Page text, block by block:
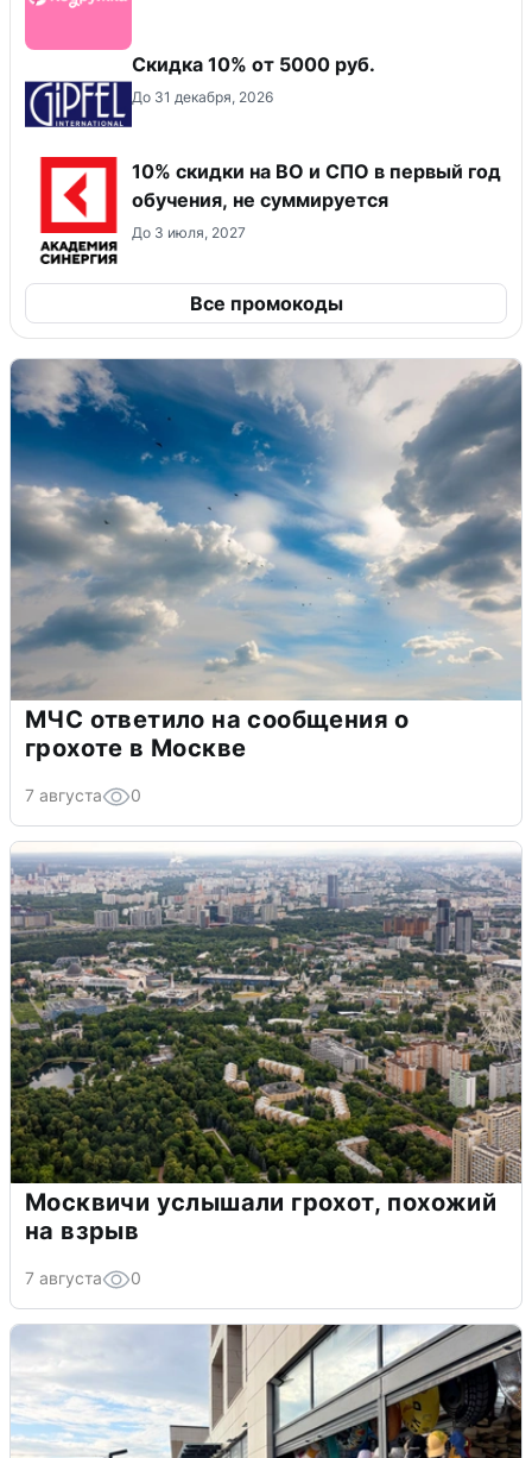
Скидка 10% от 5000 руб.
До 31 декабря, 2026
10% скидки на ВО и СПО в первый год
обучения, не суммируется
До 3 июля, 2027
Все промокоды
МЧС ответило на сообщения о
грохоте в Москве
7 августа 0
Москвичи услышали грохот, похожий
на взрыв
7 августа 0